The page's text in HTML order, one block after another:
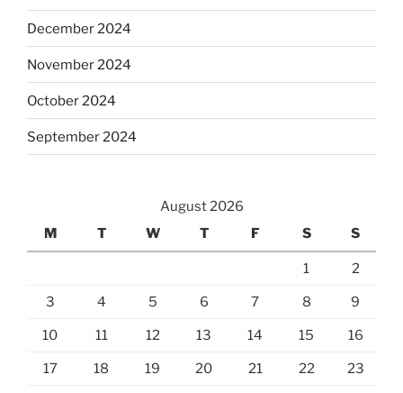
December 2024
November 2024
October 2024
September 2024
August 2026
M
T W T F S S
1 2
3 4 5 6 7 8 9
10 11 12 13 14 15 16
17 18 19 20 21 22 23